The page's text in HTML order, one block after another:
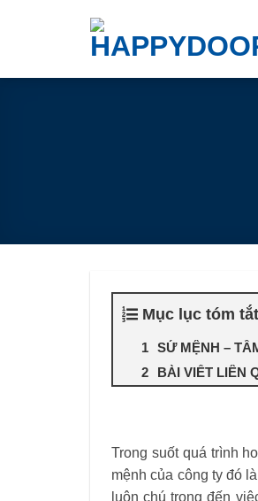
Mục lục tóm tắt
SỨ MỆNH –
BÀI VIẾT LIÊN
Trong suốt quá trình
mệnh của công ty đó
luôn chú trọng đến